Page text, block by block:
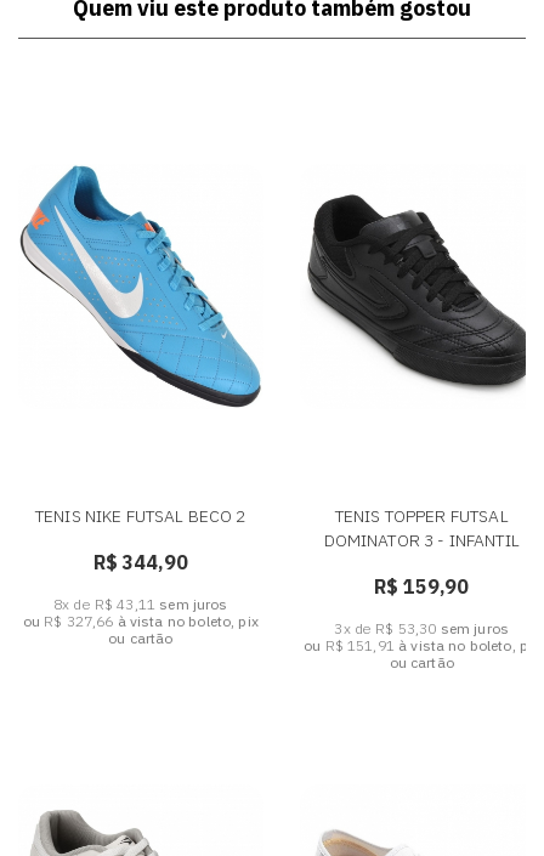
Quem viu este produto também gostou
TENIS NIKE FUTSAL BECO 2
R$ 344,90
8x de R$ 43,11 sem juros
ou R$ 327,66 à vista no boleto, pix
ou cartão
TENIS TOPPER FUTSAL
DOMINATOR 3 - INFANTIL
R$ 159,90
3x de R$ 53,30 sem juros
ou R$ 151,91 à vista no boleto, pix
ou cartão